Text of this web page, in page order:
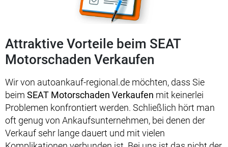
Attraktive Vorteile beim SEAT
Motorschaden Verkaufen
Wir von autoankauf-regional.de möchten, dass Sie
beim SEAT Motorschaden Verkaufen mit keinerlei
Problemen konfrontiert werden. Schließlich hört man
oft genug von Ankaufsunternehmen, bei denen der
Verkauf sehr lange dauert und mit vielen